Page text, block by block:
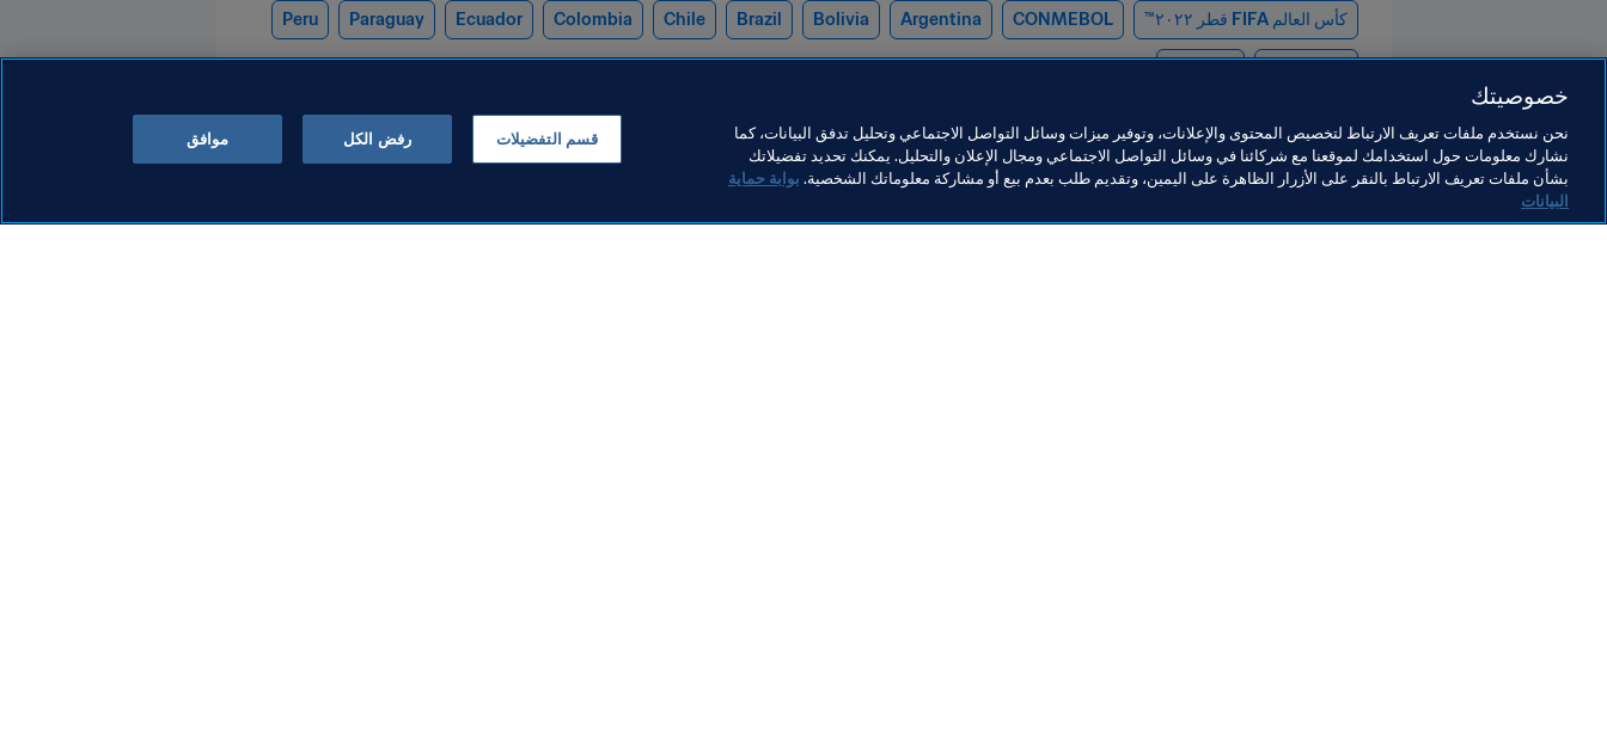
كأس العالم FIFA قطر ٢٠٢٢™ CONMEBOL
Argentina
Bolivia
Brazil
Chile
Colombia
Ecuador
Paraguay
Peru
خصوصيتك
نحن نستخدم ملفات تعريف الارتباط لتخصيص المحتوى والإعلانات، وتوفير ميزات وسائل التواصل الاجتماعي وتحليل تدفق البيانات، كما
نشارك معلومات حول استخدامك لموقعنا مع شركائنا في وسائل التواصل الاجتماعي ومجال الإعلان والتحليل. يمكنك تحديد تفضيلاتك
بشأن ملفات تعريف الارتباط بالنقر على الأزرار الظاهرة على اليمين، وتقديم طلب بعدم بيع أو مشاركة معلوماتك الشخصية. بوابة حماية
البيانات
قسم التفضيلات رفض الكل موافق